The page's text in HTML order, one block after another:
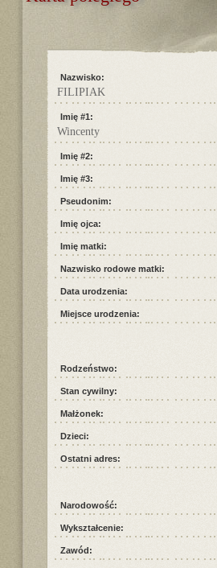
Nazwisko:
FILIPIAK
Imię #1:
Wincenty
Imię #2:
Imię #3:
Pseudonim:
Imię ojca:
Imię matki:
Nazwisko rodowe matki:
Data urodzenia:
Miejsce urodzenia:
Rodzeństwo:
Stan cywilny:
Małżonek:
Dzieci:
Ostatni adres:
Narodowość:
Wykształcenie:
Zawód: